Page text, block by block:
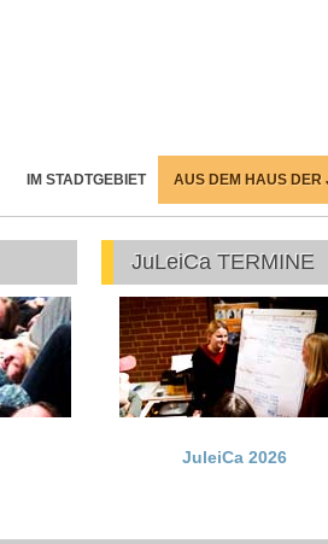
IM STADTGEBIET AUS DEM HAUS DER
JuLeiCa TERMINE
JuleiCa 2026